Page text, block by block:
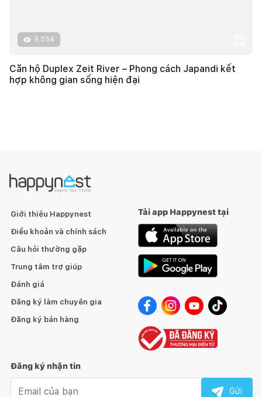
9.554
Căn hộ Duplex Zeit River – Phong cách Japandi kết
hợp không gian sống hiện đại
Giới thiệu Happynest
Điều khoản và chính sách
Câu hỏi thường gặp
Trung tâm trợ giúp
Đánh giá
Đăng ký làm chuyên gia
Đăng ký bán hàng
Tải app Happynest tại
Đăng ký nhận tin
Gửi